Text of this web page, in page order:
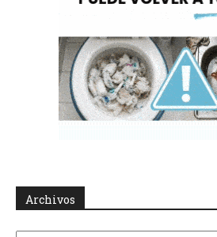
Archivos
Archivos